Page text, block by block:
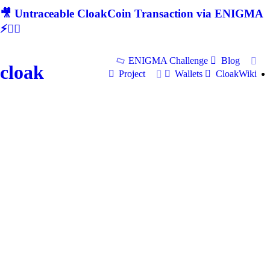
🎥 Untraceable CloakCoin Transaction via ENIGMA
⚡🕵‍♂
cloak
ENIGMA Challenge
Blog
Project
Wallets CloakWiki